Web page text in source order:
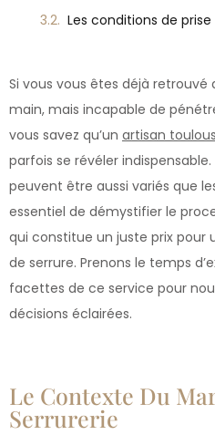
Si vous vous êtes déjà
main, mais incapable de
vous savez qu’un artisan
parfois se révéler
peuvent être aussi variés que
essentiel de démystifier le
qui constitue un juste prix pour
de serrure. Prenons le temps
facettes de ce service pour
décisions éclairées.
Le Contexte Du
Serrurerie